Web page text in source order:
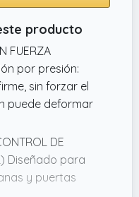
producto
FUERZA
por presión:
sin forzar el
puede deformar
DE
Diseñado para
y puertas